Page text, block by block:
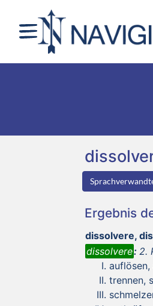
Ergebnis
dissolvere,
dissolvere: 2.
trennen,